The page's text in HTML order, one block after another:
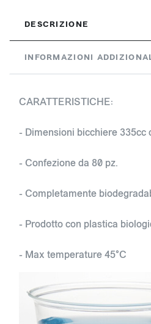
DESCRIZIONE
INFORMAZIONI
CARATTERISTICHE:
- Dimensioni bicchiere 335cc
- Confezione da 80 pz.
- Completamente
- Prodotto con plastica
- Max temperature 45°C